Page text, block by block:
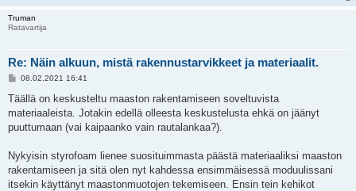
Truman
Ratavartija
Re: Näin alkuun, mistä rakennustarvikkeet ja materiaalit.
V
e
t
i
08.02.2021 16:41
Täällä on keskusteltu maaston rakentamiseen soveltuvista
materiaaleista. Jotakin edellä olleesta keskustelusta ehkä on jäänyt
puuttumaan (vai kaipaanko vain rautalankaa?).
Nykyisin styrofoam lienee suosituimmasta päästä materiaaliksi maaston
rakentamiseen ja sitä olen nyt kahdessa ensimmäisessä moduulissani
itsekin käyttänyt maastonmuotojen tekemiseen. Ensin tein kehikot